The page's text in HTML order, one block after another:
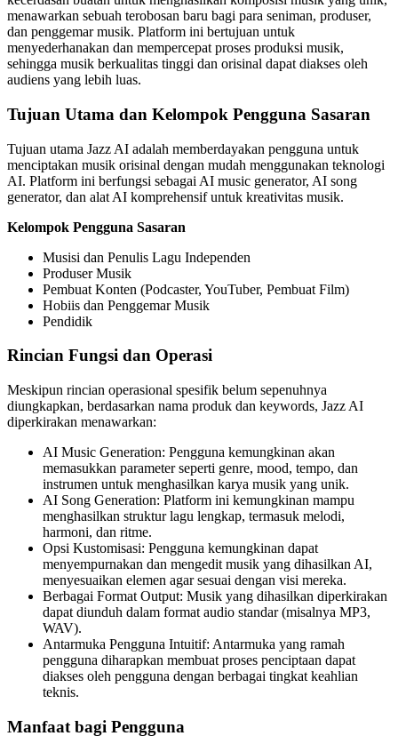
menawarkan sebuah terobosan baru bagi para seniman, produser,
dan penggemar musik. Platform ini bertujuan untuk
menyederhanakan dan mempercepat proses produksi musik,
sehingga musik berkualitas tinggi dan orisinal dapat diakses oleh
audiens yang lebih luas.
Tujuan Utama dan Kelompok Pengguna Sasaran
Tujuan utama Jazz AI adalah memberdayakan pengguna untuk
menciptakan musik orisinal dengan mudah menggunakan teknologi
AI. Platform ini berfungsi sebagai AI music generator, AI song
generator, dan alat AI komprehensif untuk kreativitas musik.
Kelompok Pengguna Sasaran
Musisi dan Penulis Lagu Independen
Produser Musik
Pembuat Konten (Podcaster, YouTuber, Pembuat Film)
Hobiis dan Penggemar Musik
Pendidik
Rincian Fungsi dan Operasi
Meskipun rincian operasional spesifik belum sepenuhnya
diungkapkan, berdasarkan nama produk dan keywords, Jazz AI
diperkirakan menawarkan:
AI Music Generation: Pengguna kemungkinan akan
memasukkan parameter seperti genre, mood, tempo, dan
instrumen untuk menghasilkan karya musik yang unik.
AI Song Generation: Platform ini kemungkinan mampu
menghasilkan struktur lagu lengkap, termasuk melodi,
harmoni, dan ritme.
Opsi Kustomisasi: Pengguna kemungkinan dapat
menyempurnakan dan mengedit musik yang dihasilkan AI,
menyesuaikan elemen agar sesuai dengan visi mereka.
Berbagai Format Output: Musik yang dihasilkan diperkirakan
dapat diunduh dalam format audio standar (misalnya MP3,
WAV).
Antarmuka Pengguna Intuitif: Antarmuka yang ramah
pengguna diharapkan membuat proses penciptaan dapat
diakses oleh pengguna dengan berbagai tingkat keahlian
teknis.
Manfaat bagi Pengguna